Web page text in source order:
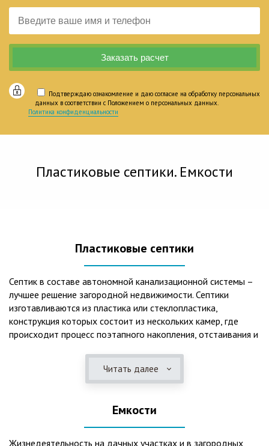
Подтверждаю ознакомление и даю согласие на обработку персональных
данных в соответствии с Положением о персональных данных.
Политика конфиденциальности
Пластиковые септики. Емкости
Пластиковые септики
Септик в составе автономной канализационной системы –
лучшее решение загородной недвижимости. Септики
изготавливаются из пластика или стеклопластика,
конструкция которых состоит из нескольких камер, где
происходит процесс поэтапного накопления, отстаивания и
длительный срок службы, так как не подвержены коррозии.
2. Обладают высокой прочностью – способны
состоянии. 3. Могут эксплуатироваться в любом регионе
России при любых низких температурах. 4. Полностью
герметичны, что дает гарантию по полной безопасности
Читать далее
Емкости
Жизнедеятельность на дачных участках и в загородных